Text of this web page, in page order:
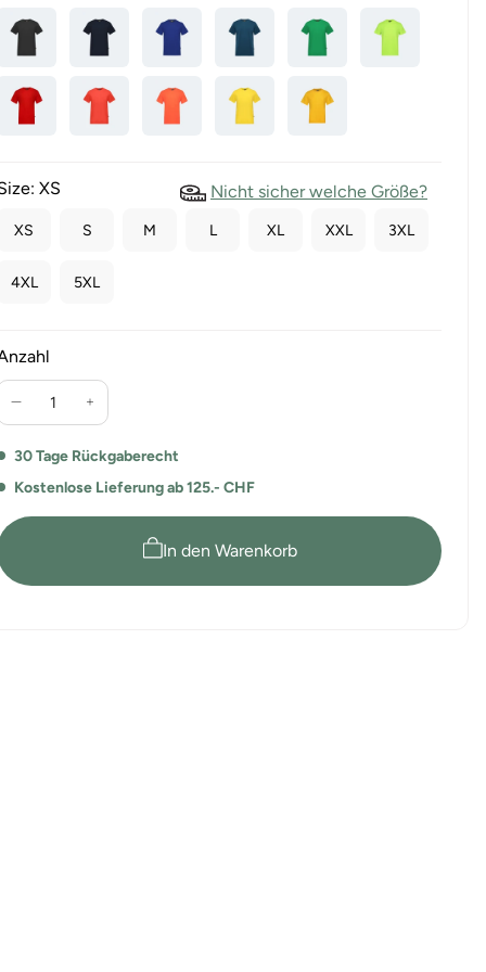
XS Nicht sicher welche Größe?
XS S M L XL XXL 3XL
4XL 5XL
Verringere
Menge
für
Regular
Erhöhe
Menge
für
30 Tage Rückgaberecht
Kostenlose Lieferung ab 125.- CHF
In den Warenkorb